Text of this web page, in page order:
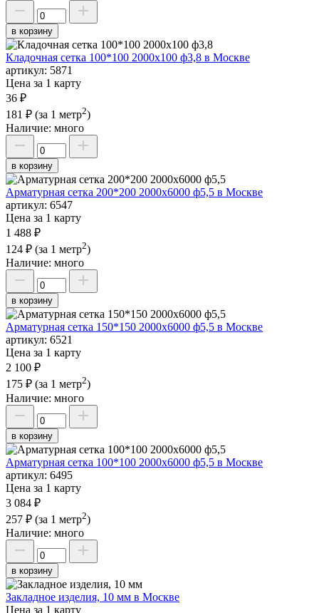
в корзину
Кладочная сетка 100*100 2000х100 ф3,8 в Москве
артикул: 5871
Цена за 1 карту
36 ₽
181 ₽ (за 1 метр2)
Наличие: много
в корзину
Арматурная сетка 200*200 2000х6000 ф5,5 в Москве
артикул: 6547
Цена за 1 карту
1 488 ₽
124 ₽ (за 1 метр2)
Наличие: много
в корзину
Арматурная сетка 150*150 2000х6000 ф5,5 в Москве
артикул: 6521
Цена за 1 карту
2 100 ₽
175 ₽ (за 1 метр2)
Наличие: много
в корзину
Арматурная сетка 100*100 2000х6000 ф5,5 в Москве
артикул: 6495
Цена за 1 карту
3 084 ₽
257 ₽ (за 1 метр2)
Наличие: много
в корзину
Закладное изделия, 10 мм в Москве
Цена за 1 карту